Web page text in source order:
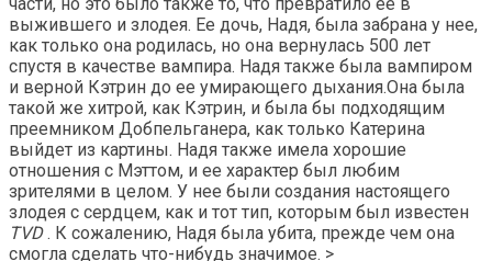
выжившего и злодея. Ее дочь, Надя, была забрана у нее,
как только она родилась, но она вернулась 500 лет
спустя в качестве вампира. Надя также была вампиром
и верной Кэтрин до ее умирающего дыхания.Она была
такой же хитрой, как Кэтрин, и была бы подходящим
преемником Добпельганера, как только Катерина
выйдет из картины. Надя также имела хорошие
отношения с Мэттом, и ее характер был любим
зрителями в целом. У нее были создания настоящего
злодея с сердцем, как и тот тип, которым был известен
TVD . К сожалению, Надя была убита, прежде чем она
смогла сделать что-нибудь значимое. >